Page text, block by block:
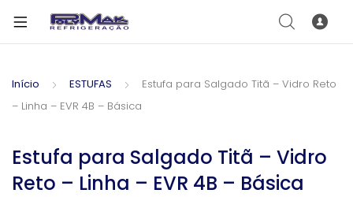
Início ESTUFAS
Estufa para Salgado Titã – Vidro Reto
– Linha – EVR 4B – Básica
Estufa para Salgado Titã – Vidro
Reto – Linha – EVR 4B – Básica